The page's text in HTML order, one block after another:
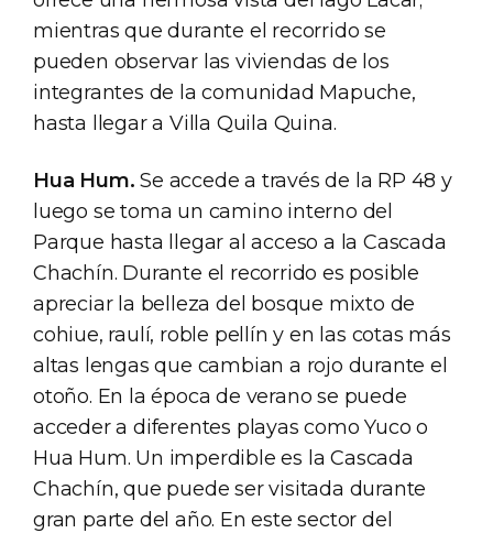
mientras que durante el recorrido se
pueden observar las viviendas de los
integrantes de la comunidad Mapuche,
hasta llegar a Villa Quila Quina.
Hua Hum. Se accede a través de la RP 48 y
luego se toma un camino interno del
Parque hasta llegar al acceso a la Cascada
Chachín. Durante el recorrido es posible
apreciar la belleza del bosque mixto de
cohiue, raulí, roble pellín y en las cotas más
altas lengas que cambian a rojo durante el
otoño. En la época de verano se puede
acceder a diferentes playas como Yuco o
Hua Hum. Un imperdible es la Cascada
Chachín, que puede ser visitada durante
gran parte del año. En este sector del